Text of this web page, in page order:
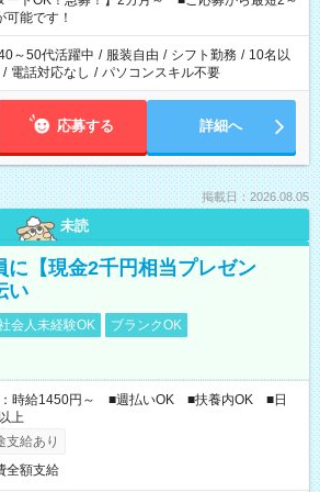
お仕事の勤務時間。 合計で週40時間を超える場
せん。
能です！
～50代活躍中 / 服装自由 / シフト勤務 / 10名以
/ 電話対応なし / パソコンスキル不要
応募する 詳細へ
掲載日：2026.08.05
未読
に【現金2千円相当プレゼン
い
会人未経験OK
ブランクOK
：時給1450円～ ■週払いOK ■扶養内OK ■日
上
支給あり
全額支給